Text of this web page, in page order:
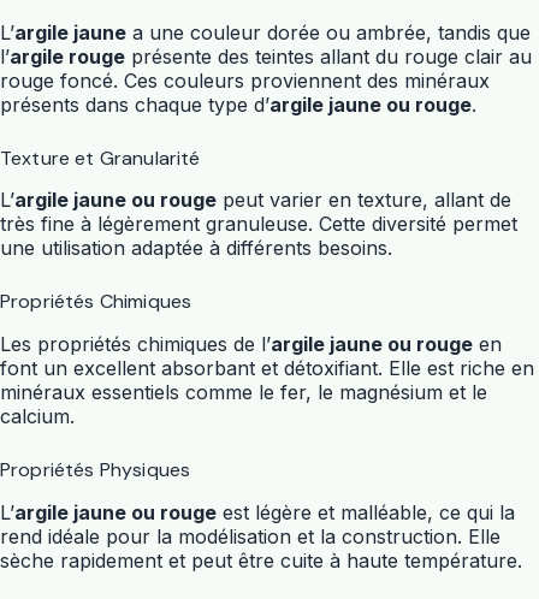
L’argile jaune a une couleur dorée ou ambrée, tandis que
l’argile rouge présente des teintes allant du rouge clair au
rouge foncé. Ces couleurs proviennent des minéraux
présents dans chaque type d’argile jaune ou rouge.
Texture et Granularité
L’argile jaune ou rouge peut varier en texture, allant de
très fine à légèrement granuleuse. Cette diversité permet
une utilisation adaptée à différents besoins.
Propriétés Chimiques
Les propriétés chimiques de l’argile jaune ou rouge en
font un excellent absorbant et détoxifiant. Elle est riche en
minéraux essentiels comme le fer, le magnésium et le
calcium.
Propriétés Physiques
L’argile jaune ou rouge est légère et malléable, ce qui la
rend idéale pour la modélisation et la construction. Elle
sèche rapidement et peut être cuite à haute température.